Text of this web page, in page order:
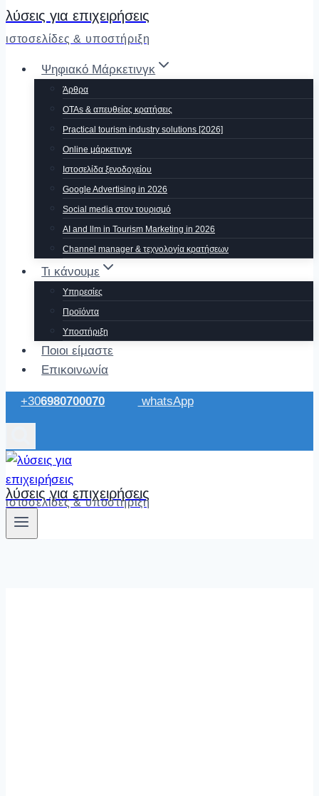
λύσεις για επιχειρήσεις
ιστοσελίδες & υποστήριξη
Ψηφιακό Μάρκετινγκ
Άρθρα
OTAs & απευθείας κρατήσεις
Practical tourism industry solutions [2026]
Οnline μάρκετινγκ
Ιστοσελίδα ξενοδοχείου
Google Advertising in 2026
Social media στον τουρισμό
AI and llm in Tourism Marketing in 2026
Channel manager & τεχνολογία κρατήσεων
Τι κάνουμε
Υπηρεσίες
Προϊόντα
Υποστήριξη
Ποιοι είμαστε
Επικοινωνία
+306980700070 whatsApp
λύσεις για επιχειρήσεις
ιστοσελίδες & υποστήριξη